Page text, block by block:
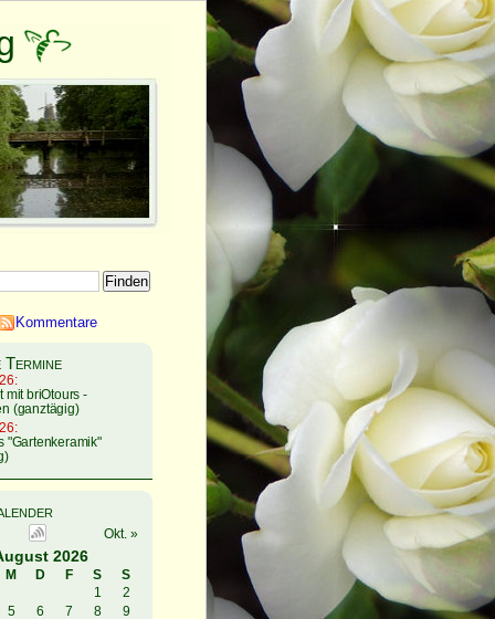
Kommentare
mit briOtours -
(ganztägig)
"Gartenkeramik"
Okt. »
2026
M D F S
S
1
2
5
6 7 8
9